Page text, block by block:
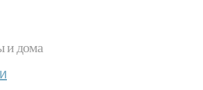
и дома